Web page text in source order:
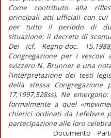
Come contributo alla
principali atti ufficiali con cui
per tutto il periodo di
situazione: il decreto di
Dei (cf. Regno-doc.
Congregazione per i
svizzero N. Brunner e una
l’interpretazione dei testi
della stessa Congregazione
17,1997,528ss). Ne
formalmente a quel
chierici ordinati da Lefebvre
partecipazione alle loro
Documento -